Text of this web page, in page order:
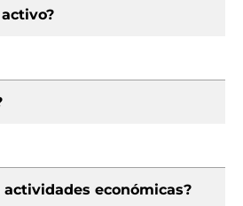
actividades económicas?